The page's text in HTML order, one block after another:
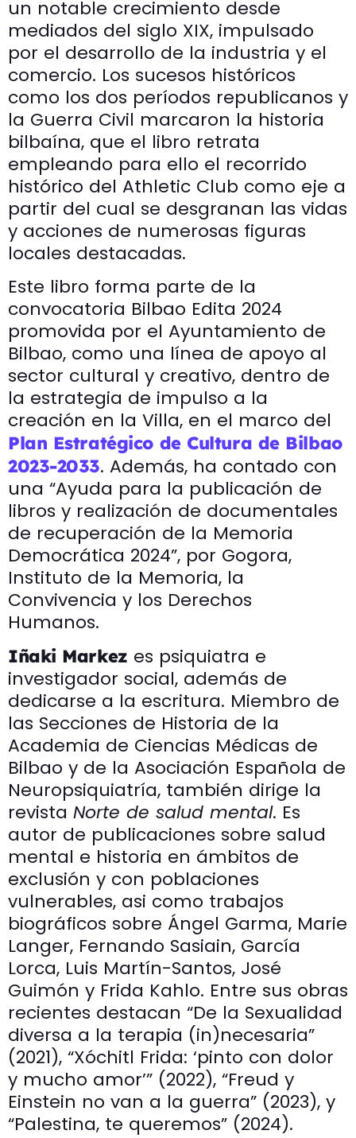
un notable crecimiento desde
mediados del siglo XIX, impulsado
por el desarrollo de la industria y el
comercio. Los sucesos históricos
como los dos períodos republicanos y
la Guerra Civil marcaron la historia
bilbaína, que el libro retrata
empleando para ello el recorrido
histórico del Athletic Club como eje a
partir del cual se desgranan las vidas
y acciones de numerosas figuras
locales destacadas.
Este libro forma parte de la
convocatoria Bilbao Edita 2024
promovida por el Ayuntamiento de
Bilbao, como una línea de apoyo al
sector cultural y creativo, dentro de
la estrategia de impulso a la
creación en la Villa, en el marco del
Plan Estratégico de Cultura de Bilbao
2023-2033. Además, ha contado con
una “Ayuda para la publicación de
libros y realización de documentales
de recuperación de la Memoria
Democrática 2024”, por Gogora,
Instituto de la Memoria, la
Convivencia y los Derechos
Humanos.
Iñaki Markez es psiquiatra e
investigador social, además de
dedicarse a la escritura. Miembro de
las Secciones de Historia de la
Academia de Ciencias Médicas de
Bilbao y de la Asociación Española de
Neuropsiquiatría, también dirige la
revista Norte de salud mental. Es
autor de publicaciones sobre salud
mental e historia en ámbitos de
exclusión y con poblaciones
vulnerables, asi como trabajos
biográficos sobre Ángel Garma, Marie
Langer, Fernando Sasiain, García
Lorca, Luis Martín-Santos, José
Guimón y Frida Kahlo. Entre sus obras
recientes destacan “De la Sexualidad
diversa a la terapia (in)necesaria”
(2021), “Xóchitl Frida: ‘pinto con dolor
y mucho amor’” (2022), “Freud y
Einstein no van a la guerra” (2023), y
“Palestina, te queremos” (2024).